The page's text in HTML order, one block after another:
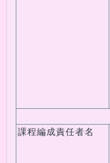
課程編成責任者名